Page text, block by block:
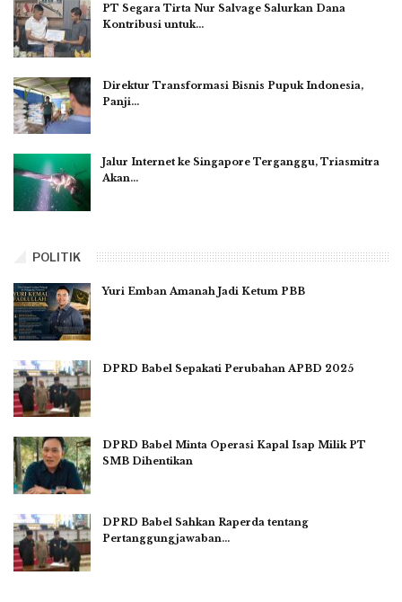
PT Segara Tirta Nur Salvage Salurkan Dana
Kontribusi untuk…
Direktur Transformasi Bisnis Pupuk Indonesia,
Panji…
Jalur Internet ke Singapore Terganggu, Triasmitra
Akan…
POLITIK
Yuri Emban Amanah Jadi Ketum PBB
DPRD Babel Sepakati Perubahan APBD 2025
DPRD Babel Minta Operasi Kapal Isap Milik PT
SMB Dihentikan
DPRD Babel Sahkan Raperda tentang
Pertanggungjawaban…